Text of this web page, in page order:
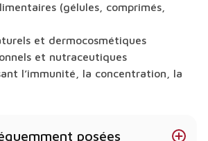
(gélules, comprimés,
et dermocosmétiques
et nutraceutiques
l’immunité, la concentration, la
posées